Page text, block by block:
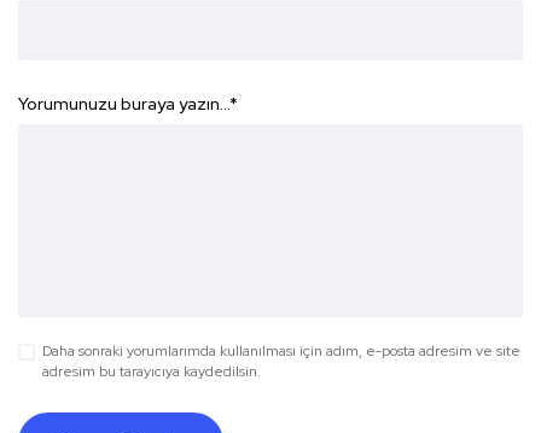
Yorumunuzu buraya yazın...*
Daha sonraki yorumlarımda kullanılması için adım, e-posta adresim ve site
adresim bu tarayıcıya kaydedilsin.